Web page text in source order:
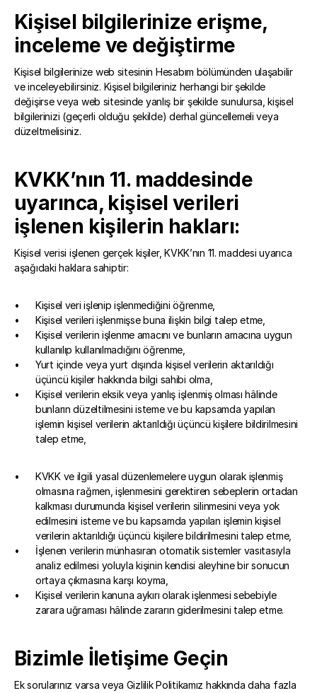
Kişisel bilgilerinize erişme,
inceleme ve değiştirme
Kişisel bilgilerinize web sitesinin Hesabım bölümünden ulaşabilir
ve inceleyebilirsiniz. Kişisel bilgileriniz herhangi bir şekilde
değişirse veya web sitesinde yanlış bir şekilde sunulursa, kişisel
bilgilerinizi (geçerli olduğu şekilde) derhal güncellemeli veya
düzeltmelisiniz.
KVKK’nın 11. maddesinde
uyarınca, kişisel verileri
işlenen kişilerin hakları:
Kişisel verisi işlenen gerçek kişiler, KVKK’nın 11. maddesi uyarıca
aşağıdaki haklara sahiptir:
Kişisel veri işlenip işlenmediğini öğrenme,
Kişisel verileri işlenmişse buna ilişkin bilgi talep etme,
Kişisel verilerin işlenme amacını ve bunların amacına uygun
kullanılıp kullanılmadığını öğrenme,
Yurt içinde veya yurt dışında kişisel verilerin aktarıldığı
üçüncü kişiler hakkında bilgi sahibi olma,
Kişisel verilerin eksik veya yanlış işlenmiş olması hâlinde
bunların düzeltilmesini isteme ve bu kapsamda yapılan
işlemin kişisel verilerin aktarıldığı üçüncü kişilere bildirilmesini
talep etme,
KVKK ve ilgili yasal düzenlemelere uygun olarak işlenmiş
olmasına rağmen, işlenmesini gerektiren sebeplerin ortadan
kalkması durumunda kişisel verilerin silinmesini veya yok
edilmesini isteme ve bu kapsamda yapılan işlemin kişisel
verilerin aktarıldığı üçüncü kişilere bildirilmesini talep etme,
İşlenen verilerin münhasıran otomatik sistemler vasıtasıyla
analiz edilmesi yoluyla kişinin kendisi aleyhine bir sonucun
ortaya çıkmasına karşı koyma,
Kişisel verilerin kanuna aykırı olarak işlenmesi sebebiyle
zarara uğraması hâlinde zararın giderilmesini talep etme.
Bizimle İletişime Geçin
Ek sorularınız varsa veya Gizlilik Politikamız hakkında daha fazla